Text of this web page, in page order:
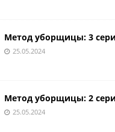
Метод уборщицы: 3
25.05.2024
Метод уборщицы: 2
25.05.2024